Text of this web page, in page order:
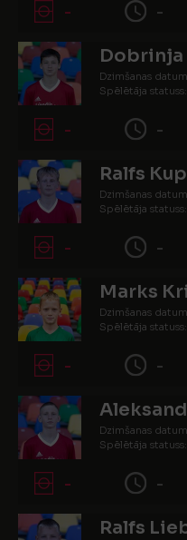
- -
Dobrinja
Dzimšanas
Spēlētāja
- -
Ralfs
Dzimšanas
Spēlētāja
- -
Marks
Dzimšanas
Spēlētāja
- -
Dzimšanas
Spēlētāja
- -
Ralfs